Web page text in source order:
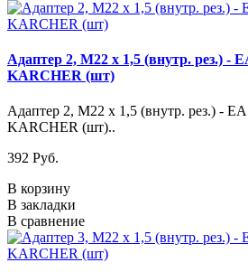
Адаптер 2, M22 х 1,5 (внутр. рез.) -
KARCHER (шт)
Адаптер 2, M22 х 1,5 (внутр. рез.) -
KARCHER (шт)..
392 Pуб.
В корзину
В закладки
В сравнение